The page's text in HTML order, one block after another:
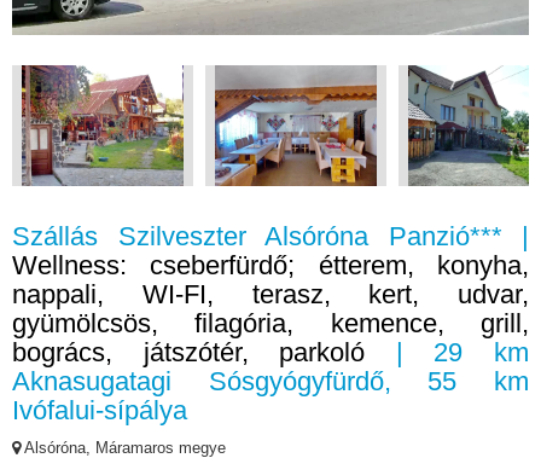
Szállás Szilveszter Alsóróna Panzió*** |
Wellness: cseberfürdő; étterem, konyha,
nappali, WI-FI, terasz, kert, udvar,
gyümölcsös, filagória, kemence, grill,
bogrács, játszótér, parkoló | 29 km
Aknasugatagi Sósgyógyfürdő, 55 km
Ivófalui-sípálya
Alsóróna, Máramaros megye